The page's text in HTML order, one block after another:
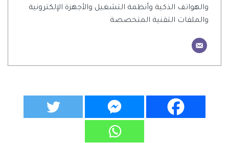
والهواتف الذكية وأنظمة التشغيل والأجهزة الإلكترونية
والملفات التقنية المتخصصة